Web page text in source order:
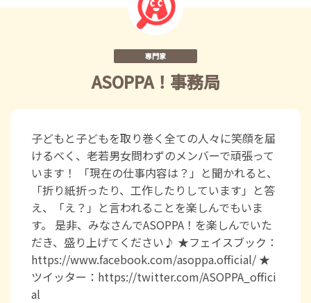
専門家
ASOPPA！事務局
子どもと子どもを取り巻く全ての人々に笑顔を届
けるべく、老若男女問わずのメンバーで頑張って
います！ 「現在の仕事内容は？」と聞かれると、
「折り紙折ったり、工作したりしています」と答
え、「え？」と言われることを楽しんでもいま
す。 是非、みなさんでASOPPA！を楽しんでいた
だき、盛り上げてください♪ ★フェイスブック：
https://www.facebook.com/asoppa.official/ ★
ツイッター：https://twitter.com/ASOPPA_offici
al